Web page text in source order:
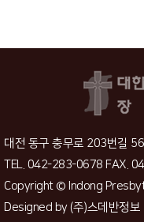
대전 동구 충무로 203번길 56
TEL. 042-283-0678 FAX.
Copyright © Indong
Designed by(주)스데반정보